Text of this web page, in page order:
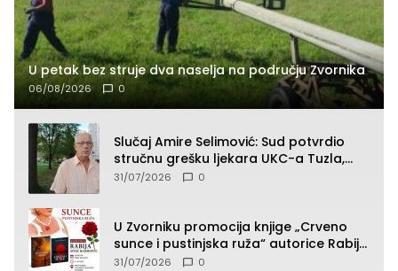
U petak bez struje dva naselja na području Zvornika
06/08/2026 0
Slučaj Amire Selimović: Sud potvrdio
stručnu grešku ljekara UKC-a Tuzla,
presudan dokaz ostala obdukcija
31/07/2026 0
U Zvorniku promocija knjige „Crveno
sunce i pustinjska ruža“ autorice Rabije
Avdić-Hamidović
31/07/2026 0